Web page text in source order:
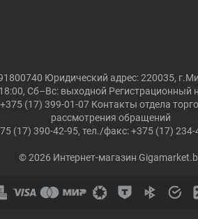
Юридический адрес: 220035,
Сб–Вс: выходной Регистрационный
(17) 399-01-07 Контакты отдела
рассмотрения обращений
(17) 390-42-95, тел./факс: +375 (17)
© 2026 Интернет-магазин